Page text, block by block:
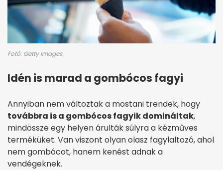
Fotó: Getty Images
Idén is marad a gombócos fagyi
Annyiban nem változtak a mostani trendek, hogy
továbbra is a gombócos fagyik domináltak,
mindössze egy helyen árulták súlyra a kézműves
terméküket. Van viszont olyan olasz fagylaltozó, ahol
nem gombócot, hanem kenést adnak a
vendégeknek.